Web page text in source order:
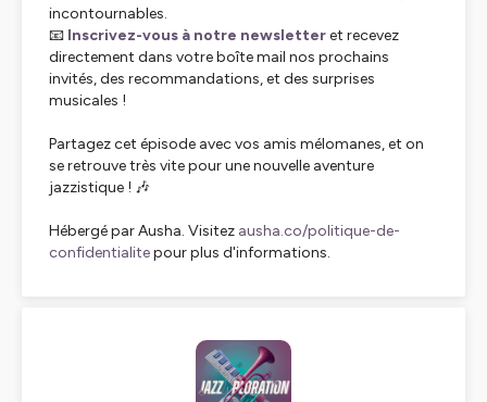
incontournables.
📧 Inscrivez-vous à notre newsletteret recevez
directement dans votre boîte mail nos prochains
invités, des recommandations, et des surprises
musicales !
Partagez cet épisode avec vos amis mélomanes, et on
se retrouve très vite pour une nouvelle aventure
jazzistique ! 🎶
Hébergé par Ausha. Visitez ausha.co/politique-de-
confidentialitepour plus d'informations.